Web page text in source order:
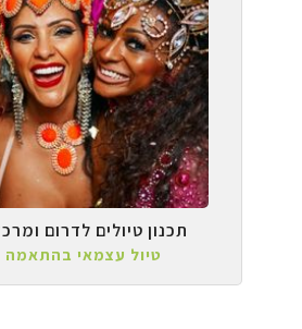
תכנון טיולים לדרום
טיול עצמאי בהתאמה